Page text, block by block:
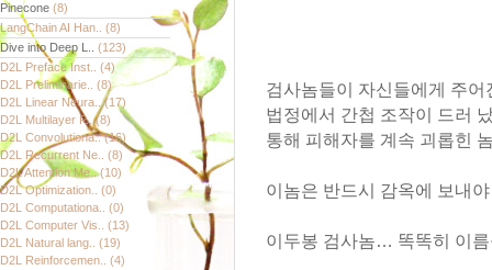
Pinecone (8)
LangChain AI Han.. (8)
Dive into Deep L.. (123)
D2L Preface Inst.. (4)
D2L Preliminarie.. (8)
D2L Linear Neura..(17)
D2L Multilayer P..(8)
D2L Convolutiona..(16)
D2L Recurrent Ne.. (8)
D2L Attention Me..(10)
D2L Optimization.. (0)
D2L Computationa.. (0)
D2L Computer Vis.. (13)
D2L Natural lang.. (19)
D2L Reinforcemen.. (4)
검사놈들이 자신들에게 주
법정에서 간첩 조작이 드러
통해 피해자를 계속 괴롭힌
이놈은 반드시 감옥에 보내
이두봉 검사놈… 똑똑히 이